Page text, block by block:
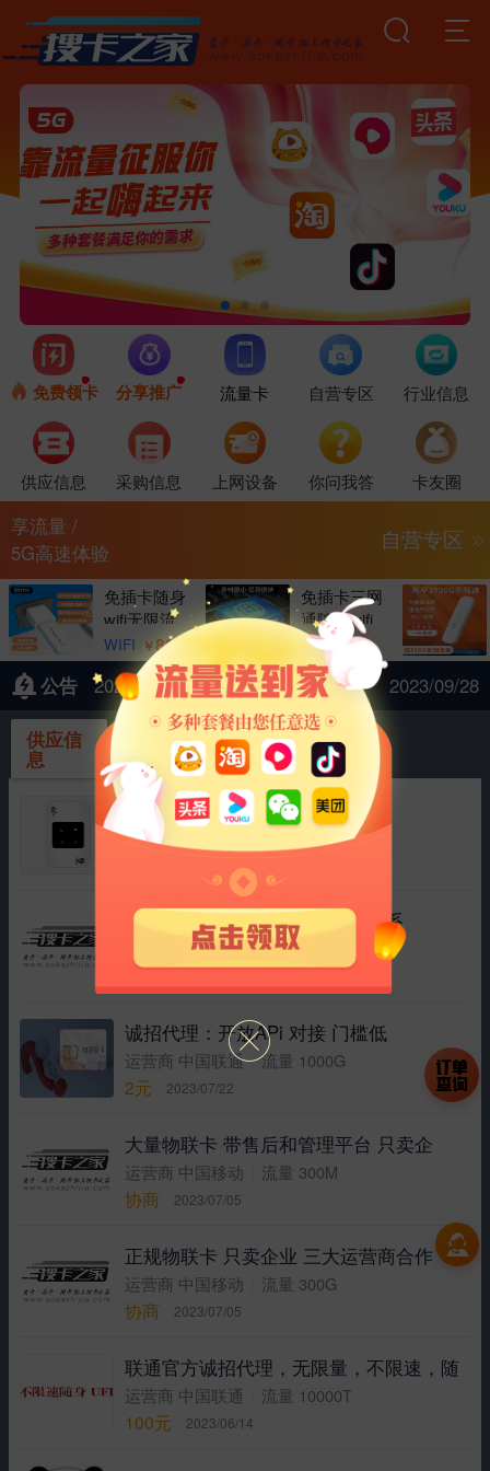
免费领卡 分享推广 流量卡 自营专区 行业信息
供应信息 采购信息 上网设备 你问我答 卡友圈
享流量 /
5G高速体验
自营专区
免插卡随身
wifi无限流
量达人移动
WIFI ￥89
免插卡三网
通随身wifi
无限流量移
WIFI ￥79
公告 2023年中秋节、国庆节 2023/09/28
供应信
息
采购信
息
4g随身wifi路由器展锐中兴微
运营商 中国联通 流量 1500G
2025/03/11
行业监控流量卡插拔卡需要的联系
运营商 中国电信 | 流量 100G
协商
诚招代理：开放APi 对接 门槛低
运营商 中国联通 | 流量 1000G
2元 2023/07/22
大量物联卡 带售后和管理平台 只卖企
运营商 中国移动 流量 300M
协商 2023/07/05
正规物联卡 只卖企业 三大运营商合作
运营商 中国移动 流量 300G
协商 2023/07/05
联通官方诚招代理，无限量，不限速，随
运营商 中国联通 流量 10000T
100元 2023/06/14